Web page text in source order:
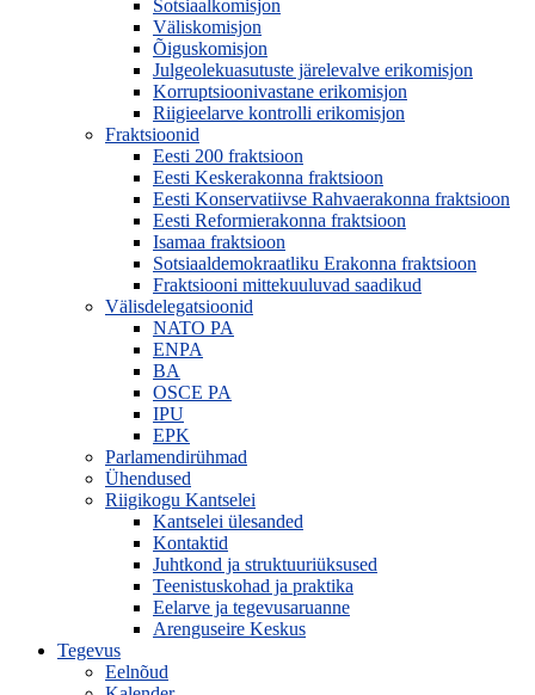
Sotsiaalkomisjon
Väliskomisjon
Õiguskomisjon
Julgeolekuasutuste järelevalve erikomisjon
Korruptsioonivastane erikomisjon
Riigieelarve kontrolli erikomisjon
Fraktsioonid
Eesti 200 fraktsioon
Eesti Keskerakonna fraktsioon
Eesti Konservatiivse Rahvaerakonna fraktsioon
Eesti Reformierakonna fraktsioon
Isamaa fraktsioon
Sotsiaaldemokraatliku Erakonna fraktsioon
Fraktsiooni mittekuuluvad saadikud
Välisdelegatsioonid
NATO PA
ENPA
BA
OSCE PA
IPU
EPK
Parlamendirühmad
Ühendused
Riigikogu Kantselei
Kantselei ülesanded
Kontaktid
Juhtkond ja struktuuriüksused
Teenistuskohad ja praktika
Eelarve ja tegevusaruanne
Arenguseire Keskus
Tegevus
Eelnõud